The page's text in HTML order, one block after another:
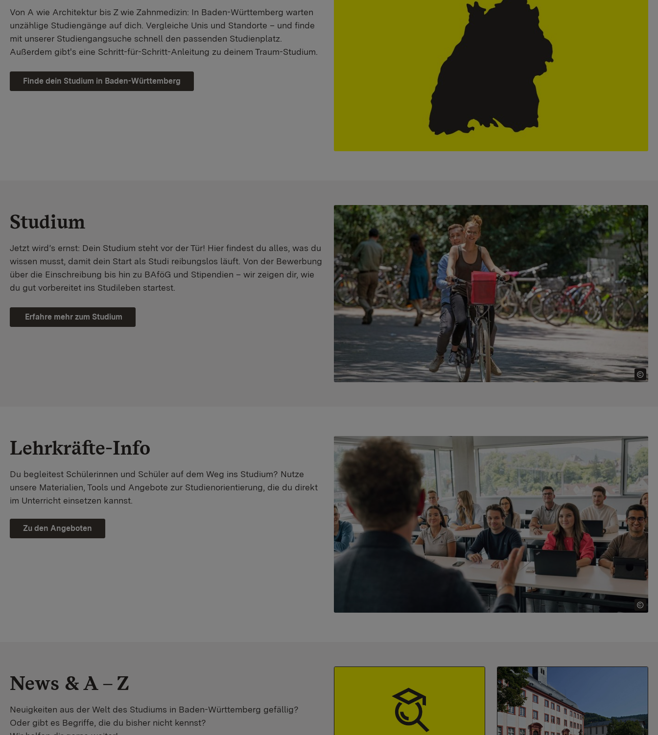
Von A wie Architektur bis Z wie Zahnmedizin: In Baden-Württemberg warten
unzählige Studiengänge auf dich. Vergleiche Unis und Standorte – und finde
mit unserer Studiengangsuche schnell den passenden Studienplatz.
Außerdem gibt's eine Schritt-für-Schritt-Anleitung zu deinem Traum-Studium.
Finde dein Studium in Baden-Württemberg
Studium
Jetzt wird’s ernst: Dein Studium steht vor der Tür! Hier findest du alles, was du
wissen musst, damit dein Start als Studi reibungslos läuft. Von der Bewerbung
über die Einschreibung bis hin zu BAföG und Stipendien – wir zeigen dir, wie
du gut vorbereitet ins Studileben startest.
Erfahre mehr zum Studium
Lehrkräfte-Info
Du begleitest Schülerinnen und Schüler auf dem Weg ins Studium? Nutze
unsere Materialien, Tools und Angebote zur Studienorientierung, die du direkt
im Unterricht einsetzen kannst.
Zu den Angeboten
News & A – Z
Neuigkeiten aus der Welt des Studiums in Baden-Württemberg gefällig?
Oder gibt es Begriffe, die du bisher nicht kennst?